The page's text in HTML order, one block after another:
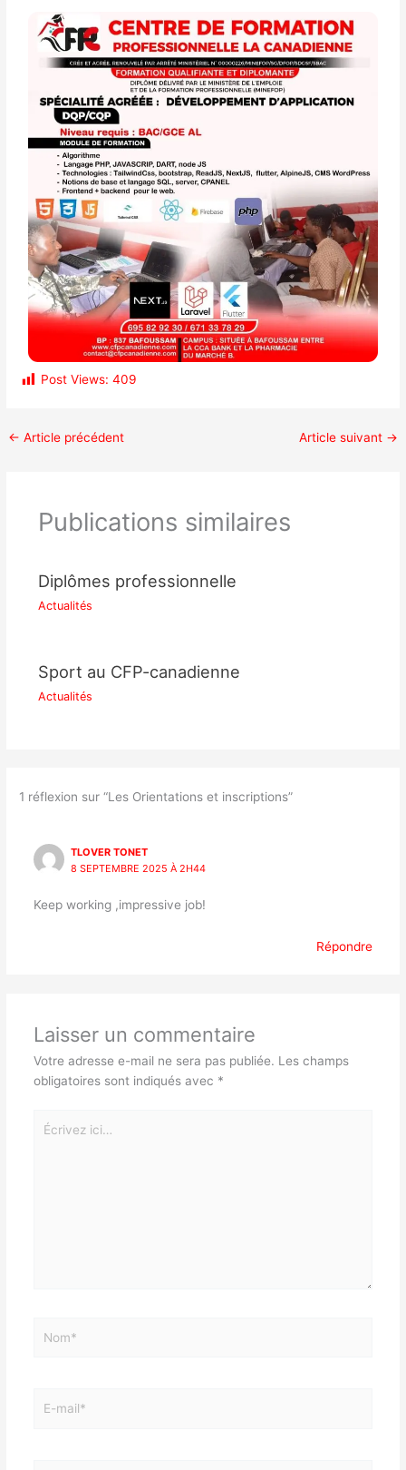
Post Views: 409
← Article précédent Article suivant →
Publications similaires
Diplômes professionnelle
Actualités
Sport au CFP-canadienne
Actualités
1 réflexion sur “Les Orientations et inscriptions”
TLOVER TONET
8 SEPTEMBRE 2025 À 2H44
Keep working ,impressive job!
Répondre
Laisser un commentaire
Votre adresse e-mail ne sera pas publiée. Les champs
obligatoires sont indiqués avec *
ici…
mail*